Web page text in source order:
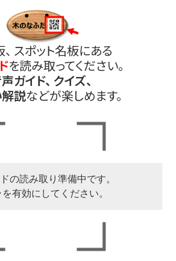
スポット名板にある
を読み取ってください。
ガイド、 クイズ、
解説などが楽しめます。
の読み取り準備中です。
を有効にしてください。